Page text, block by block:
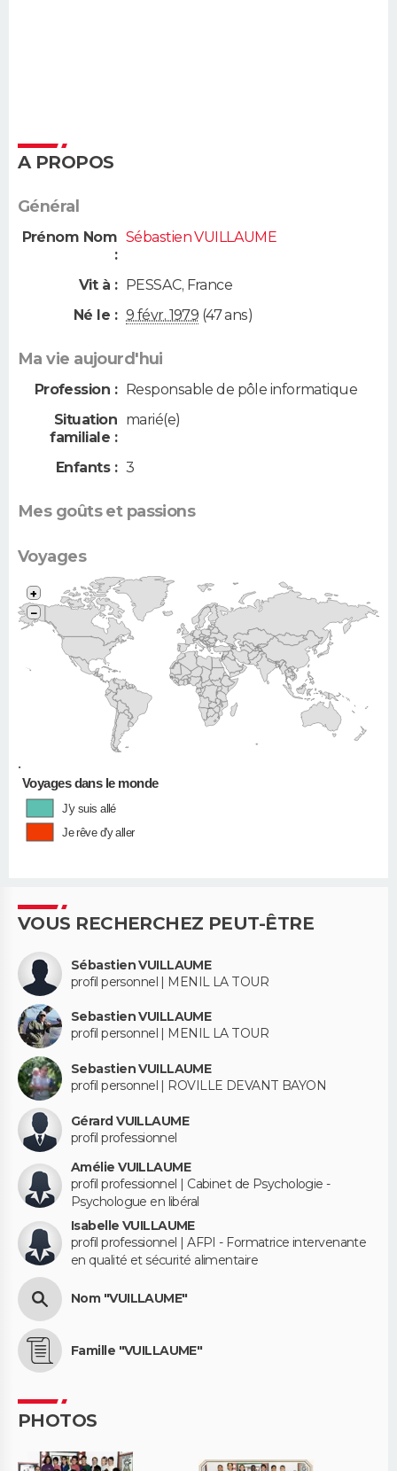
A PROPOS
Général
Prénom Nom
:
Sébastien VUILLAUME
Vit à : PESSAC, France
Né le : 9 févr. 1979 (47 ans)
Ma vie aujourd'hui
Profession : Responsable de pôle informatique
Situation
familiale :
marié(e)
Enfants : 3
Mes goûts et passions
Voyages
•
+
−
Voyages dans le monde
J'y suis allé
Je rêve d'y aller
VOUS RECHERCHEZ PEUT-ÊTRE
Sébastien VUILLAUME
profil personnel | MENIL LA TOUR
Sebastien VUILLAUME
profil personnel | MENIL LA TOUR
Sebastien VUILLAUME
profil personnel | ROVILLE DEVANT BAYON
Gérard VUILLAUME
profil professionnel
Amélie VUILLAUME
profil professionnel | Cabinet de Psychologie -
Psychologue en libéral
Isabelle VUILLAUME
profil professionnel | AFPI - Formatrice intervenante
en qualité et sécurité alimentaire
Nom "VUILLAUME"
Famille "VUILLAUME"
PHOTOS